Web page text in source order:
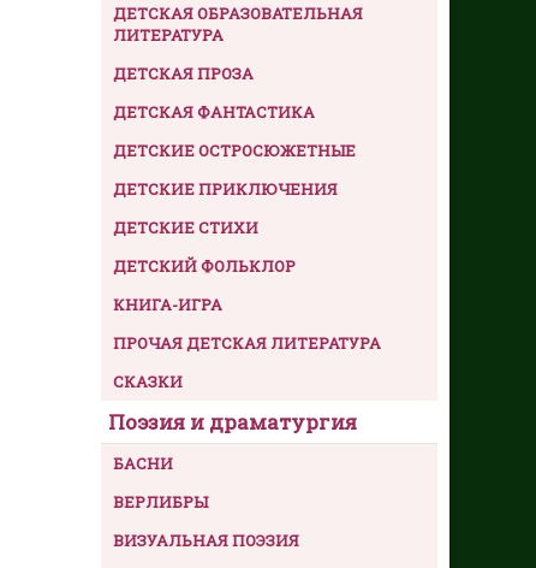
ДЕТСКАЯ ОБРАЗОВАТЕЛЬНАЯ
ЛИТЕРАТУРА
ДЕТСКАЯ ПРОЗА
ДЕТСКАЯ ФАНТАСТИКА
ДЕТСКИЕ ОСТРОСЮЖЕТНЫЕ
ДЕТСКИЕ ПРИКЛЮЧЕНИЯ
ДЕТСКИЕ СТИХИ
ДЕТСКИЙ ФОЛЬКЛОР
КНИГА-ИГРА
ПРОЧАЯ ДЕТСКАЯ ЛИТЕРАТУРА
СКАЗКИ
Поэзия и драматургия
БАСНИ
ВЕРЛИБРЫ
ВИЗУАЛЬНАЯ ПОЭЗИЯ